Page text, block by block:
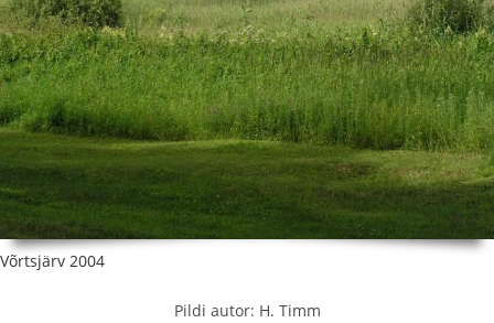
Võrtsjärv 2004
Pildi autor: H. Timm